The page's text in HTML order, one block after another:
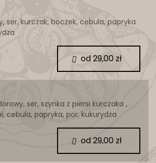
ser, kurczak, boczek, cebula, papryka
ser, szynka z piersi kurczaka ,
cebula, papryka, por, kukurydza